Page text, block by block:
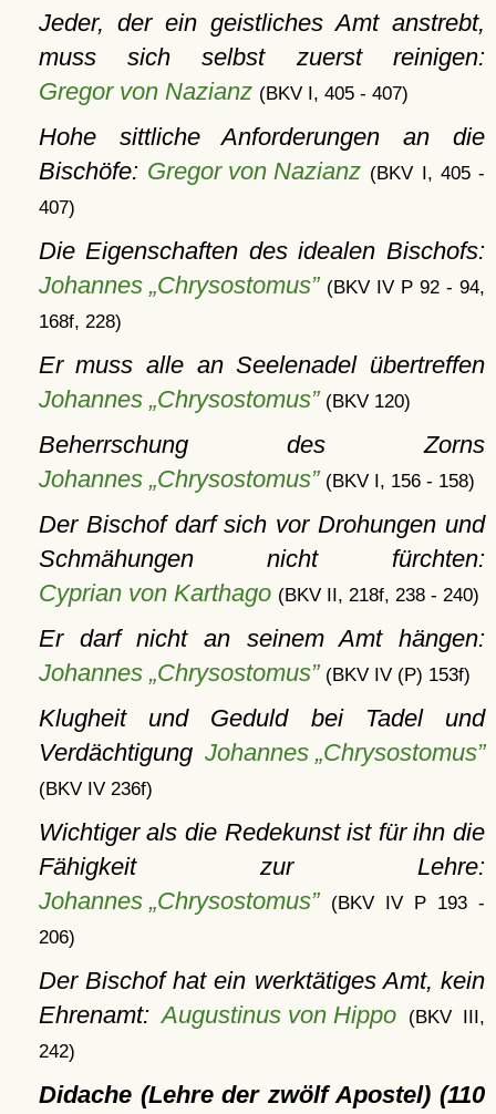
Jeder, der ein geistliches Amt anstrebt,
muss sich selbst zuerst reinigen:
Gregor von Nazianz (BKV I, 405 - 407)
Hohe sittliche Anforderungen an die
Bischöfe: Gregor von Nazianz (BKV I, 405 -
407)
Die Eigenschaften des idealen Bischofs:
Johannes „Chrysostomus” (BKV IV P 92 - 94,
168f, 228)
Er muss alle an Seelenadel übertreffen
Johannes „Chrysostomus” (BKV 120)
Beherrschung des Zorns
Johannes „Chrysostomus” (BKV I, 156 - 158)
Der Bischof darf sich vor Drohungen und
Schmähungen nicht fürchten:
Cyprian von Karthago (BKV II, 218f, 238 - 240)
Er darf nicht an seinem Amt hängen:
Johannes „Chrysostomus” (BKV IV (P) 153f)
Klugheit und Geduld bei Tadel und
Verdächtigung Johannes „Chrysostomus”
(BKV IV 236f)
Wichtiger als die Redekunst ist für ihn die
Fähigkeit zur Lehre:
Johannes „Chrysostomus”
(BKV IV P 193 -
206)
Der Bischof hat ein werktätiges Amt, kein
Ehrenamt:Augustinus von Hippo
(BKV III,
242)
Didache (Lehre der zwölf Apostel) (110